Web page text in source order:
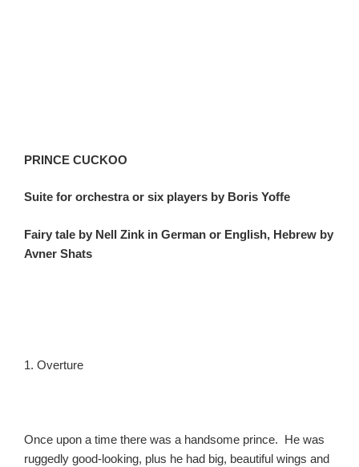
PRINCE CUCKOO
Suite for orchestra or six players by Boris Yoffe
Fairy tale by Nell Zink in German or English, Hebrew by
Avner Shats
1. Overture
Once upon a time there was a handsome prince. He was
ruggedly good-looking, plus he had big, beautiful wings and